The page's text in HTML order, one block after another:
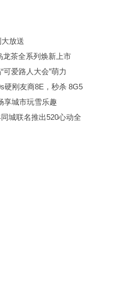
放送
龙茶全系列焕新上市
爱路人大会”萌力
硬刚友商8E，秒杀 8G5
享城市玩雪乐趣
城联名推出520心动全